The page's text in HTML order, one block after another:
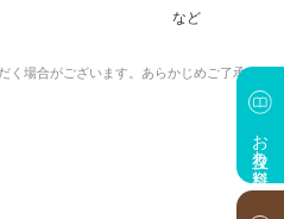
お役立ち資料
など
く場合がございます。あらかじめご了承く